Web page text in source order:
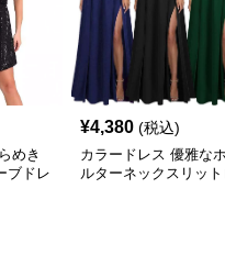
めき
ブドレ
¥4,380 (税込)
カラードレス 優雅なホ
ルターネックスリット